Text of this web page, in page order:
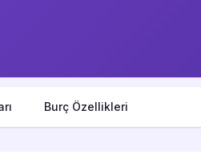
Burç Özellikleri